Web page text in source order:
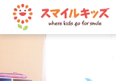
ホーム